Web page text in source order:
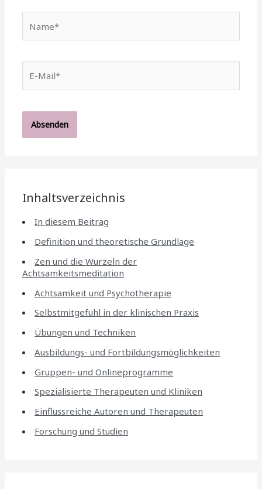
Mail*
Inhaltsverzeichnis
In diesem Beitrag
Definition und theoretische Grundlage
Zen und die Wurzeln der
Achtsamkeitsmeditation
Achtsamkeit und Psychotherapie
Selbstmitgefühl in der klinischen Praxis
Übungen und Techniken
Ausbildungs- und Fortbildungsmöglichkeiten
Gruppen- und Onlineprogramme
Spezialisierte Therapeuten und Kliniken
Einflussreiche Autoren und Therapeuten
Forschung und Studien